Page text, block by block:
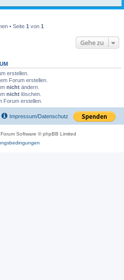
• Seite 1 von 1
Gehe zu
erstellen.
Forum erstellen.
nicht ändern.
nicht löschen.
Forum erstellen.
Impressum/Datenschutz
Software © phpBB Limited